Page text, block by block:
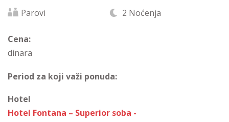
Parovi 2 Noćenja
Cena:
dinara
Period za koji važi ponuda:
Hotel
Hotel Fontana – Superior soba -